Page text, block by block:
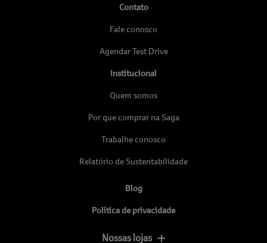
Contato
Fale conosco
Agendar Test Drive
Institucional
Quem somos
Por que comprar na Saga
Trabalhe conosco
Relatório de Sustentabilidade
Blog
Política de privacidade
Nossas lojas